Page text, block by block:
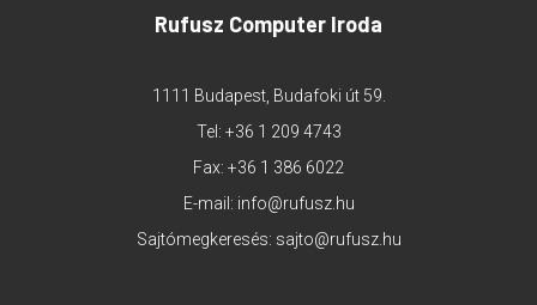
Rufusz Computer Iroda
1111 Budapest, Budafoki út 59.
Tel: +36 1 209 4743
Fax: +36 1 386 6022
E-mail: info@rufusz.hu
Sajtómegkeresés: sajto@rufusz.hu